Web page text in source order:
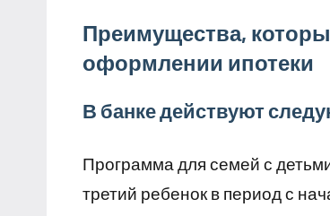
Преимущества,
оформлении ипотеки
В банке действуют
Программа для семей с
третий ребенок в период с